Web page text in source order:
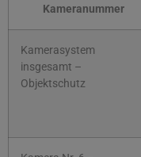
Kameranummer
Kamerasystem
insgesamt –
Objektschutz